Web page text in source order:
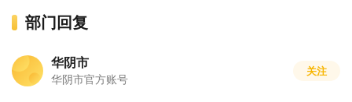
部门回复
华阴市
华阴市官方账号
关注